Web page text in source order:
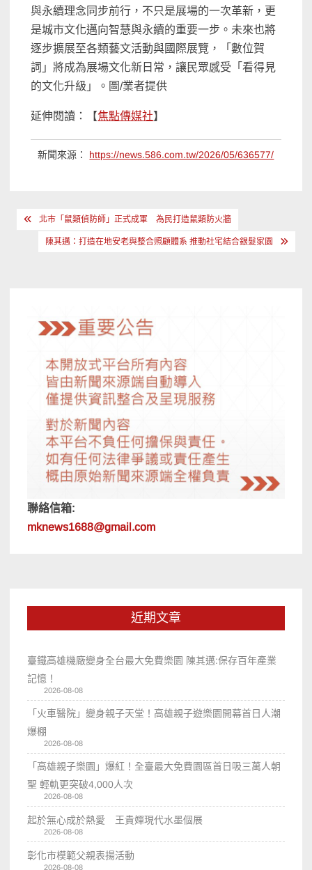
與永續理念同步前行，不只是展場的一次革新，更
是城市文化邁向智慧與永續的重要一步。未來也將
逐步擴展至各類藝文活動與國際展覽，「數位賀
詞」將成為展場文化新日常，讓民眾感受「看得見
的文化升級」。圖/業者提供
延伸閱讀：【焦點傳媒社】
新聞來源： https://news.586.com.tw/2026/05/636577/
文 北市「鼠類偵防師」正式成軍 為民打造鼠類防火牆
陳其邁：打造在地安老與整合照顧體系 推動社宅結合銀髮家園
聯絡信箱:
mknews1688@gmail.com
近期文章
臺鐵高雄機廠變身全台最大免費樂園 陳其邁:保存百年產業
記憶！
2026-08-08
「火車醫院」變身親子天堂！高雄親子遊樂園開幕首日人潮
爆棚
2026-08-08
「高雄親子樂園」爆紅！全臺最大免費園區首日吸三萬人朝
聖 輕軌更突破4,000人次
2026-08-08
起於無心成於熱愛 王貴嬋現代水墨個展
2026-08-08
彰化市模範父親表揚活動
2026-08-08